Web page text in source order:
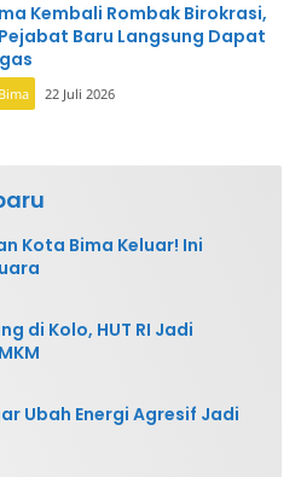
Kembali Rombak Birokrasi,
Baru Langsung Dapat
22 Juli 2026
Kota Bima Keluar! Ini
di Kolo, HUT RI Jadi
Ubah Energi Agresif Jadi